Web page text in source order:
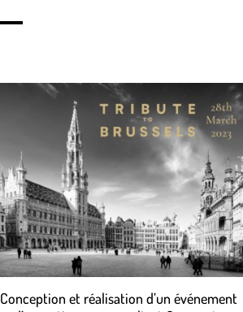
Conception et réalisation d’un événement